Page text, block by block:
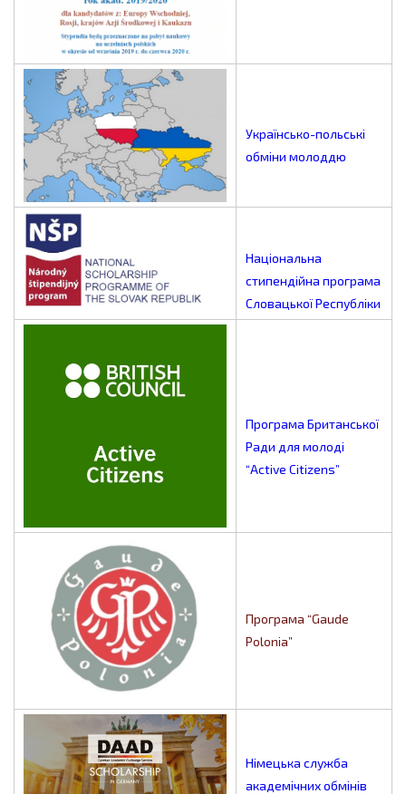
Українсько-польські
обміни молоддю
Національна
стипендійна програма
Словацької Республіки
Програма Британської
Ради для молоді
“Active Citizens”
Програма “Gaude
Polonia”
Німецька служба
академічних обмінів